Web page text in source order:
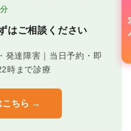
はご相談ください
発達障害｜当日予約・即
時まで診療
こちら →